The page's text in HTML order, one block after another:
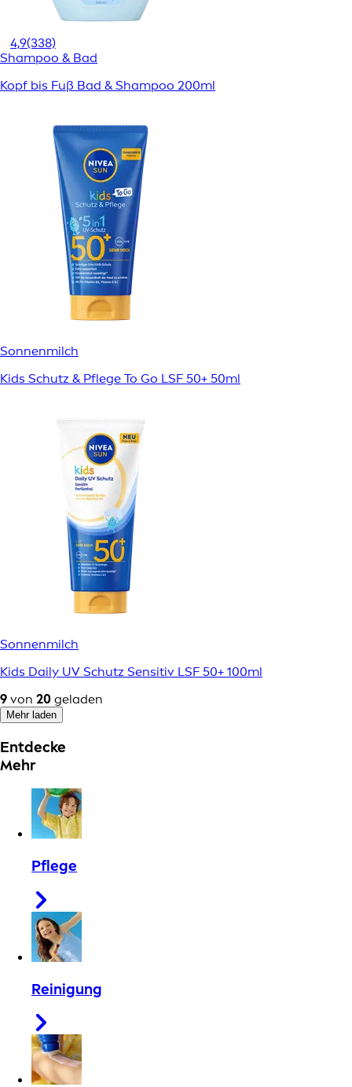
4,9(338)
Shampoo & Bad
Kopf bis Fuß Bad & Shampoo 200ml
Sonnenmilch
Kids Schutz & Pflege To Go LSF 50+ 50ml
Sonnenmilch
Kids Daily UV Schutz Sensitiv LSF 50+ 100ml
9 von 20 geladen
Mehr laden
Entdecke
Mehr
Pflege
Reinigung